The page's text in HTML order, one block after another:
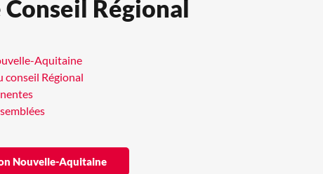
Régional
Aquitaine
conseil Régional
Nouvelle-Aquitaine